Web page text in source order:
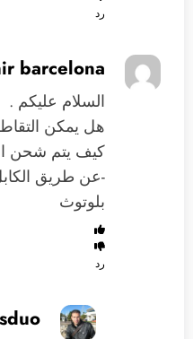
رد
barcelona
السلام عليكم .
هل يمكن
كيف يتم شحن
-عن طريق
بلوتوث
رد